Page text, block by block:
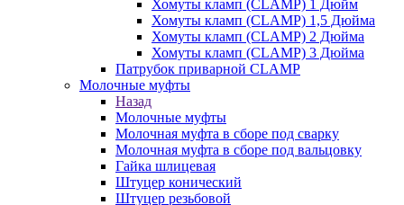
Хомуты кламп (CLAMP) 1 Дюйм
Хомуты кламп (CLAMP) 1,5 Дюйма
Хомуты кламп (CLAMP) 2 Дюйма
Хомуты кламп (CLAMP) 3 Дюйма
Патрубок приварной CLAMP
Молочные муфты
Назад
Молочные муфты
Молочная муфта в сборе под сварку
Молочная муфта в сборе под вальцовку
Гайка шлицевая
Штуцер конический
Штуцер резьбовой